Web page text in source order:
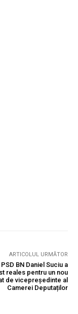
ARTICOLUL URMĂTOR
BN Daniel Suciu a
reales pentru un nou
de vicepreședinte al
Camerei Deputaților